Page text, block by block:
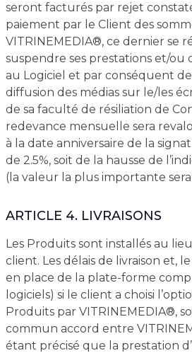
seront facturés par rejet
paiement par le Client des
VITRINEMEDIA®, ce dernier se
suspendre ses prestations et/ou
au Logiciel et par conséquent
diffusion des médias sur le/les
de sa faculté de résiliation de
redevance mensuelle sera
à la date anniversaire de la
de 2.5%, soit de la hausse de
(la valeur la plus importante
ARTICLE 4. LIVRAISONS
Les Produits sont installés au
client. Les délais de livraison et,
en place de la plate-forme
logiciels) si le client a choisi
Produits par VITRINEMEDIA®,
commun accord entre
étant précisé que la prestation